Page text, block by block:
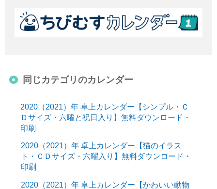
同じカテゴリのカレンダー
2020（2021）年 卓上カレンダー【シンプル・Ｃ
Ｄサイズ・六曜と祝日入り】無料ダウンロード・
印刷
2020（2021）年 卓上カレンダー【猫のイラス
ト・ＣＤサイズ・六曜入り】無料ダウンロード・
印刷
2020（2021）年 卓上カレンダー【かわいい動物